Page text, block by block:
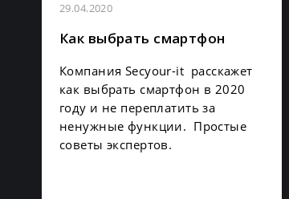
29.04.2020
Как выбрать смартфон
Компания Secyour-it расскажет
как выбрать смартфон в 2020
году и не переплатить за
ненужные функции. Простые
советы экспертов.